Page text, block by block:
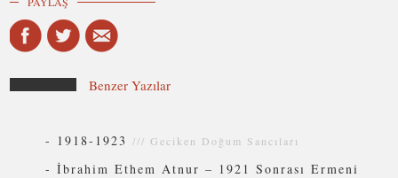
Benzer Yazılar
- 1918-1923 ///Geciken Doğum Sancıları
-İbrahim Ethem Atnur – 1921 Sonrası Ermeni